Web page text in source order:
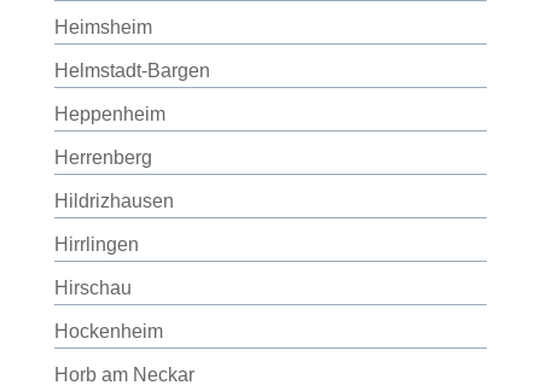
Heimsheim
Helmstadt-Bargen
Heppenheim
Herrenberg
Hildrizhausen
Hirrlingen
Hirschau
Hockenheim
Horb am Neckar